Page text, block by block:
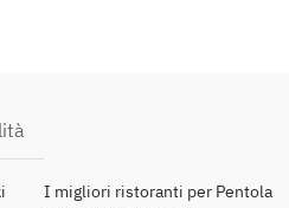
I migliori ristoranti per Pentola